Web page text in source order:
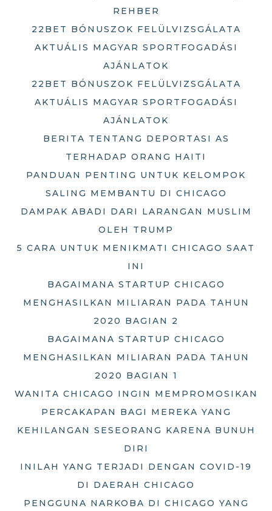
REHBER
22BET BÓNUSZOK FELÜLVIZSGÁLATA
AKTUÁLIS MAGYAR SPORTFOGADÁSI
AJÁNLATOK
22BET BÓNUSZOK FELÜLVIZSGÁLATA
AKTUÁLIS MAGYAR SPORTFOGADÁSI
AJÁNLATOK
BERITA TENTANG DEPORTASI AS
TERHADAP ORANG HAITI
PANDUAN PENTING UNTUK KELOMPOK
SALING MEMBANTU DI CHICAGO
DAMPAK ABADI DARI LARANGAN MUSLIM
OLEH TRUMP
5 CARA UNTUK MENIKMATI CHICAGO SAAT
INI
BAGAIMANA STARTUP CHICAGO
MENGHASILKAN MILIARAN PADA TAHUN
2020 BAGIAN 2
BAGAIMANA STARTUP CHICAGO
MENGHASILKAN MILIARAN PADA TAHUN
2020 BAGIAN 1
WANITA CHICAGO INGIN MEMPROMOSIKAN
PERCAKAPAN BAGI MEREKA YANG
KEHILANGAN SESEORANG KARENA BUNUH
DIRI
INILAH YANG TERJADI DENGAN COVID-19
DI DAERAH CHICAGO
PENGGUNA NARKOBA DI CHICAGO YANG